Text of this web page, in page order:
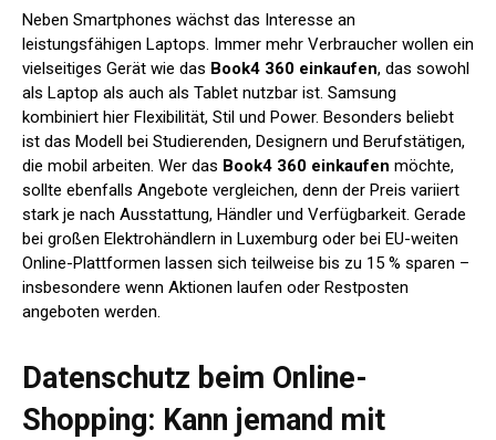
Neben Smartphones wächst das Interesse an
leistungsfähigen Laptops. Immer mehr Verbraucher wollen ein
vielseitiges Gerät wie das Book4 360 einkaufen, das sowohl
als Laptop als auch als Tablet nutzbar ist. Samsung
kombiniert hier Flexibilität, Stil und Power. Besonders beliebt
ist das Modell bei Studierenden, Designern und Berufstätigen,
die mobil arbeiten. Wer das Book4 360 einkaufen möchte,
sollte ebenfalls Angebote vergleichen, denn der Preis variiert
stark je nach Ausstattung, Händler und Verfügbarkeit. Gerade
bei großen Elektrohändlern in Luxemburg oder bei EU-weiten
Online-Plattformen lassen sich teilweise bis zu 15 % sparen –
insbesondere wenn Aktionen laufen oder Restposten
angeboten werden.
Datenschutz beim Online-
Shopping: Kann jemand mit